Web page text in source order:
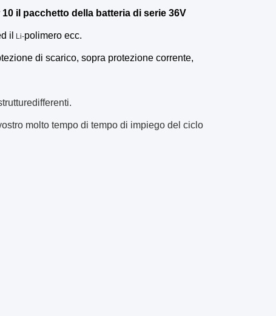
10 il pacchetto della batteria di serie 36V
il Li-polimero ecc.
di scarico, sopra protezione corrente,
molto tempo di tempo di impiego del ciclo